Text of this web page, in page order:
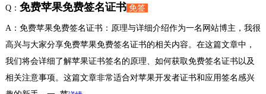
Q： 免费苹果免费签名证书 免签
A：免费苹果免费签名证书：原理与详细介绍作为一名网站博主，我很
高兴与大家分享免费苹果免费签名证书的相关内容。在这篇文章中，
我们将会详细了解苹果证书签名的原理、如何获取免费签名证书以及
相关注意事项。这篇文章非常适合对苹果开发者证书和应用签名感兴